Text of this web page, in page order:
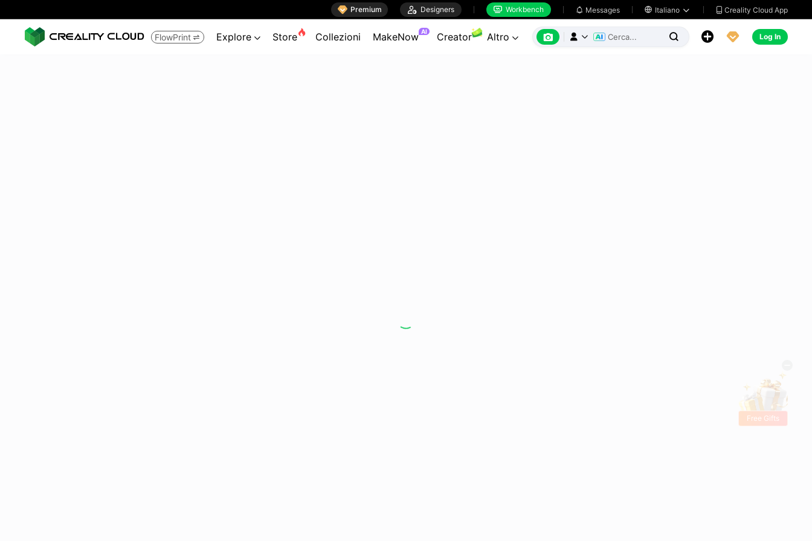
 Premium  Designers  Workbench  Messages  Italiano   Creality Cloud App
FlowPrint  Explore  Store Collezioni MakeNow AI Creator Altro        Log In
Free Gifts